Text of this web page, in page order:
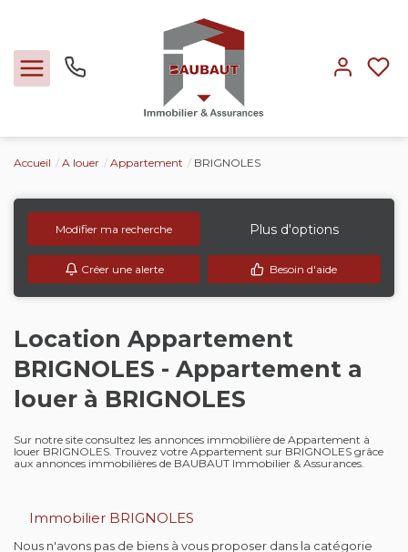
Locations
Expertise
Nos métiers
L'agence
Contact
Estimation
Accueil A louer Appartement BRIGNOLES
Modifier ma recherche Plus d'options
Créer une alerte Besoin d'aide
Location Appartement
BRIGNOLES - Appartement a
louer à BRIGNOLES
Sur notre site consultez les annonces immobilière de Appartement à
louer BRIGNOLES. Trouvez votre Appartement sur BRIGNOLES grâce
aux annonces immobilières de BAUBAUT Immobilier & Assurances.
Immobilier BRIGNOLES
Nous n'avons pas de biens à vous proposer dans la catégorie